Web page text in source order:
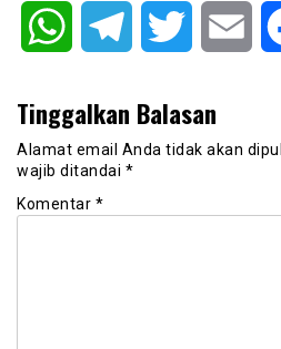
WhatsAppTelegram Twitter
Tinggalkan Balasan
Alamat email Anda tidak akan
wajib ditandai *
Komentar *